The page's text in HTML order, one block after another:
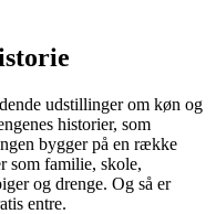
udstillinger om køn og
historier, som
bygger på en række
som familie, skole,
og drenge. Og så er
entre.